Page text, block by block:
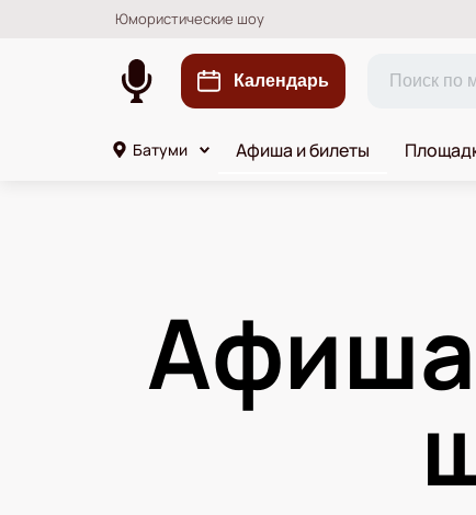
Юмористические шоу
Календарь
Батуми Афиша и билеты